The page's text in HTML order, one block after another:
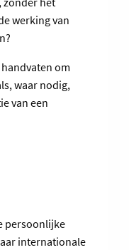
werking van
om
waar nodig,
van een
persoonlijke
internationale